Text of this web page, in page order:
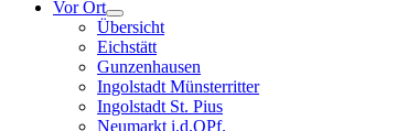
Vor Ort
Übersicht
Eichstätt
Gunzenhausen
Ingolstadt Münsterritter
Ingolstadt St. Pius
Neumarkt i.d.OPf.